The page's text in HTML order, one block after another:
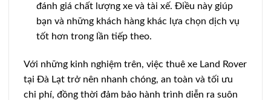
đánh giá chất lượng xe và tài xế. Điều này giúp
bạn và những khách hàng khác lựa chọn dịch vụ
tốt hơn trong lần tiếp theo.
Với những kinh nghiệm trên, việc thuê xe Land Rover
tại Đà Lạt trở nên nhanh chóng, an toàn và tối ưu
chi phí, đồng thời đảm bảo hành trình diễn ra suôn